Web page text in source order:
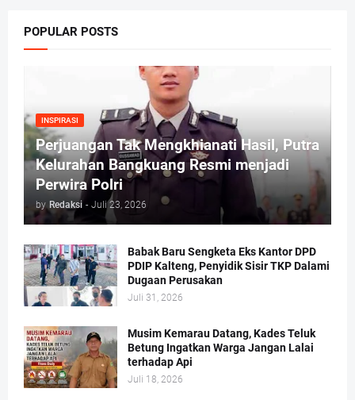
POPULAR POSTS
INSPIRASI
Perjuangan Tak Mengkhianati Hasil, Putra
Kelurahan Bangkuang Resmi menjadi
Perwira Polri
by Redaksi - Juli 23, 2026
Babak Baru Sengketa Eks Kantor DPD
PDIP Kalteng, Penyidik Sisir TKP Dalami
Dugaan Perusakan
Juli 31, 2026
Musim Kemarau Datang, Kades Teluk
Betung Ingatkan Warga Jangan Lalai
terhadap Api
Juli 18, 2026